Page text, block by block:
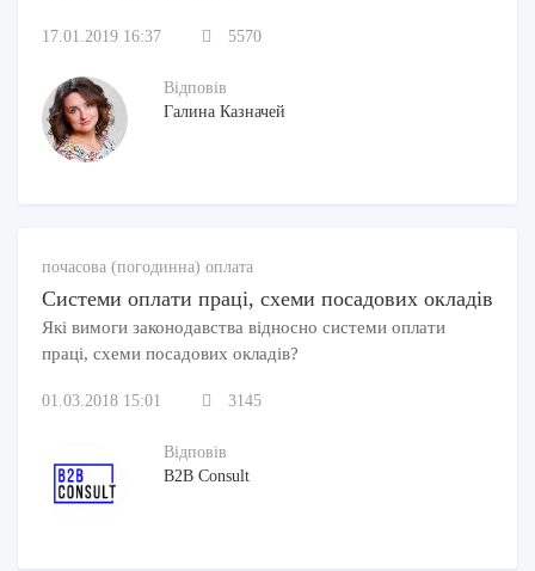
17.01.2019 16:37 5570
Відповів
Галина Казначей
почасова (погодинна) оплата
Системи оплати праці, схеми посадових окладів
Які вимоги законодавства відносно системи оплати
праці, схеми посадових окладів?
01.03.2018 15:01 3145
Відповів
B2B Consult